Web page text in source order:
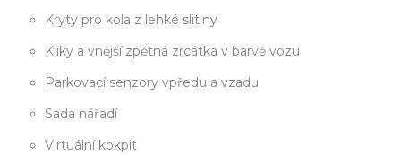
Kryty pro kola z lehké slitiny
Kliky a vnější zpětná zrcátka v barvě vozu
Parkovací senzory vpředu a vzadu
Sada nářadí
Virtuální kokpit